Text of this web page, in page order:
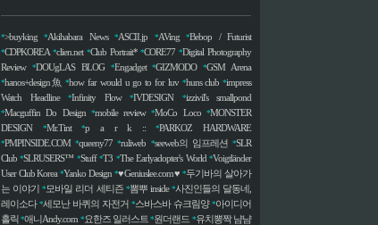
*>buyking *Akihabara News *ASCII.jp *AVing *Bebop / Futurist
*CDPKOREA *clien.net *Club Portrait* *CORE77 *Digital Photography
Review
*DOUgLAS BLOG *Engadget *GIZMODO *GSM Arena
*hanos+design魚 *how far would u go to for luv *huns club *impress
Watch Headline
*Infinity Flow *IVDESIGN *izzivil's smallpond
*Macguffin Do Design *mobile review *MoCo Loco *MONSTER
DESIGN
*Mr.Tint *p a r k :: *PARKOZ HARDWARE
*PMPINSIDE.COM *queeny77 *ruliweb *seeweb의 임프레션 *SLR
Club *SLRUSERS™ *Stuff *T3 *The Earlyadopter's World *Voigtländer
User Club Korea *Yanko Design *♥Geniuslee.com♥ *두기바의 살아가
는 이야기 * 모바일 리더 세티즌 *뽐뿌 inside *사진인들의 달동네,
레이소다 *세모난 바퀴의 자전거 *스바스바 슈크림양 *아이디어
홀릭 *애니Andy.com *요한즈 일러스트 *원더랜드 *유치뽕짝 냠냠